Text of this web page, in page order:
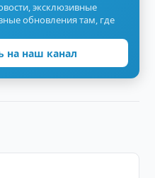
эксклюзивные
обновления там, где
на наш канал